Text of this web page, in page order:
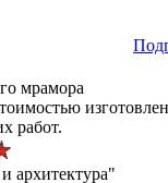
мрамора
работ.
архитектура"